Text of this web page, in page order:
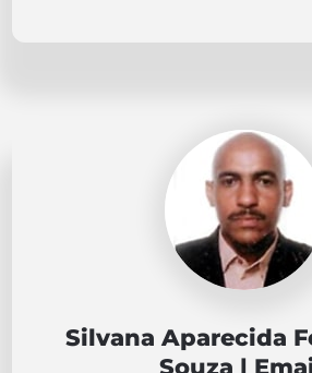
Silvana Aparecida
Souza |